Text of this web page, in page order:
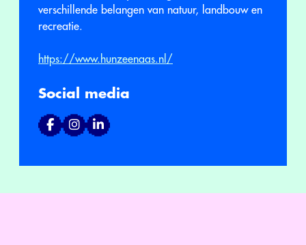
verschillende belangen van natuur, landbouw en
recreatie.
https://www.hunzeenaas.nl/
Social media